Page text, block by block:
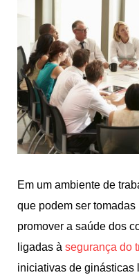
Em um ambiente de
que podem ser
promover a saúde dos
ligadas à segurança do
iniciativas de ginásticas